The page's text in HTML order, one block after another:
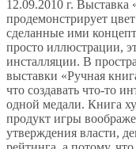
12.09.2010 г.
продемонстрирует
сделанные ими
просто иллюстрации,
инсталляции. В
выставки «Ручная
что создавать что-то
одной медали. Книга
продукт игры
утверждения власти,